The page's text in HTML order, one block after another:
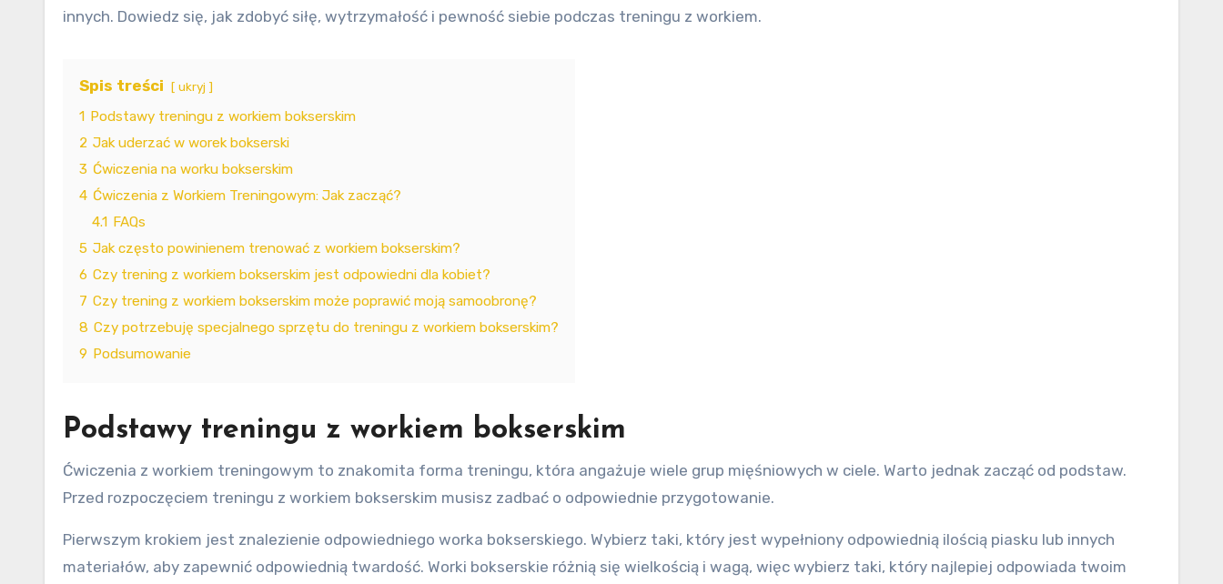
innych. Dowiedz się, jak zdobyć siłę, wytrzymałość i pewność siebie podczas treningu z workiem.
Spis treści ukryj
1 Podstawy treningu z workiem bokserskim
2 Jak uderzać w worek bokserski
3 Ćwiczenia na worku bokserskim
4 Ćwiczenia z Workiem Treningowym: Jak zacząć?
4.1 FAQs
5 Jak często powinienem trenować z workiem bokserskim?
6 Czy trening z workiem bokserskim jest odpowiedni dla kobiet?
7 Czy trening z workiem bokserskim może poprawić moją samoobronę?
8 Czy potrzebuję specjalnego sprzętu do treningu z workiem bokserskim?
9 Podsumowanie
Podstawy treningu z workiem bokserskim
Ćwiczenia z workiem treningowym to znakomita forma treningu, która angażuje wiele grup mięśniowych w ciele. Warto jednak zacząć od podstaw.
Przed rozpoczęciem treningu z workiem bokserskim musisz zadbać o odpowiednie przygotowanie.
Pierwszym krokiem jest znalezienie odpowiedniego worka bokserskiego. Wybierz taki, który jest wypełniony odpowiednią ilością piasku lub innych
materiałów, aby zapewnić odpowiednią twardość. Worki bokserskie różnią się wielkością i wagą, więc wybierz taki, który najlepiej odpowiada twoim